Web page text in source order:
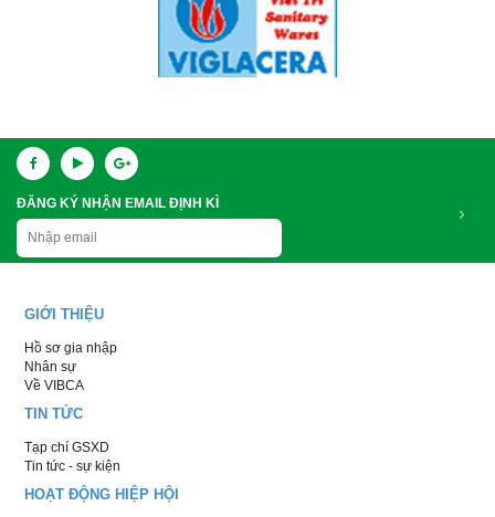
ĐĂNG KÝ NHẬN EMAIL ĐỊNH KÌ
GIỚI THIỆU
Hồ sơ gia nhập
Nhân sự
Về VIBCA
TIN TỨC
Tạp chí GSXD
Tin tức - sự kiện
HOẠT ĐỘNG HIỆP HỘI